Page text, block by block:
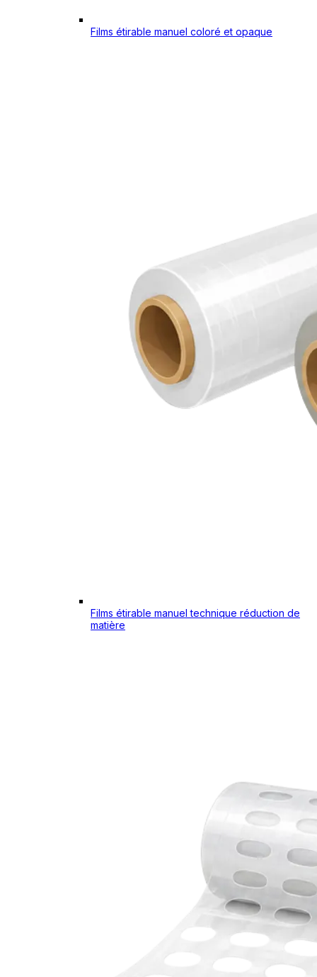
Films étirable manuel coloré et opaque
Films étirable manuel technique réduction de
matière